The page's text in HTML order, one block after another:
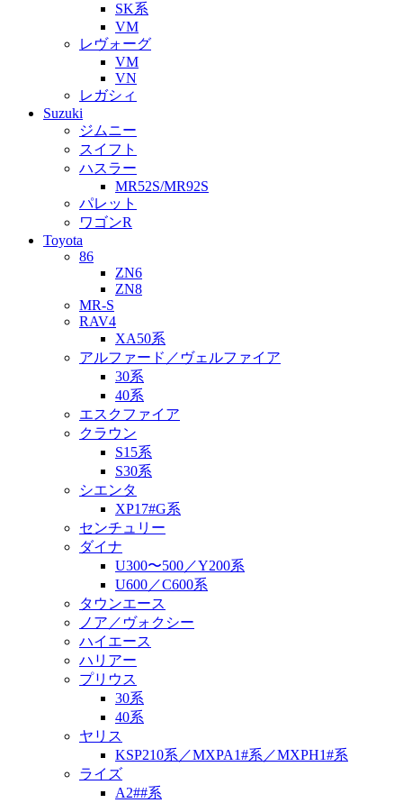
SK系
VM
レヴォーグ
VM
VN
レガシィ
Suzuki
ジムニー
スイフト
ハスラー
MR52S/MR92S
パレット
ワゴンR
Toyota
86
ZN6
ZN8
MR-S
RAV4
XA50系
アルファード／ヴェルファイア
30系
40系
エスクファイア
クラウン
S15系
S30系
シエンタ
XP17#G系
センチュリー
ダイナ
U300〜500／Y200系
U600／C600系
タウンエース
ノア／ヴォクシー
ハイエース
ハリアー
プリウス
30系
40系
ヤリス
KSP210系／MXPA1#系／MXPH1#系
ライズ
A2##系